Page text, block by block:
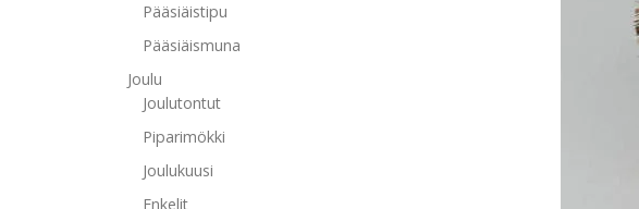
Pääsiäistipu
Pääsiäismuna
Joulu
Joulutontut
Piparimökki
Joulukuusi
Enkelit